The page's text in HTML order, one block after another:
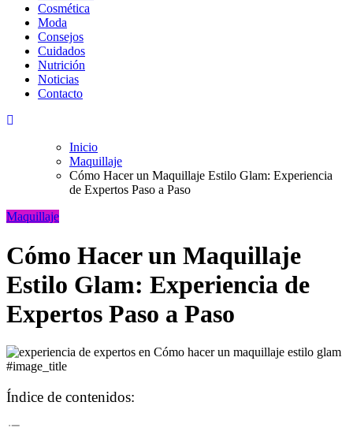
Cosmética
Moda
Consejos
Cuidados
Nutrición
Noticias
Contacto
Inicio
Maquillaje
Cómo Hacer un Maquillaje Estilo Glam: Experiencia
de Expertos Paso a Paso
Maquillaje
Cómo Hacer un Maquillaje
Estilo Glam: Experiencia de
Expertos Paso a Paso
#image_title
Índice de contenidos: